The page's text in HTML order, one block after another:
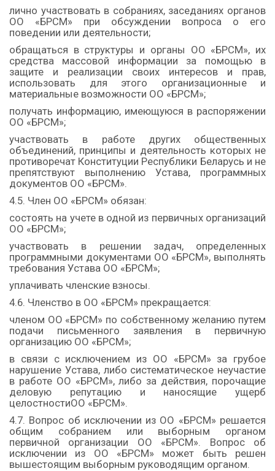
лично участвовать в собраниях, заседаниях органов
ОО «БРСМ» при обсуждении вопроса о его
поведении или деятельности;
обращаться в структуры и органы ОО «БРСМ», их
средства массовой информации за помощью в
защите и реализации своих интересов и прав,
использовать для этого организационные и
материальные возможности ОО «БРСМ»;
получать информацию, имеющуюся в распоряжении
ОО «БРСМ»;
участвовать в работе других общественных
объединений, принципы и деятельность которых не
противоречат Конституции Республики Беларусь и не
препятствуют выполнению Устава, программных
документов ОО «БРСМ».
4.5. Член ОО «БРСМ» обязан:
состоять на учете в одной из первичных организаций
ОО «БРСМ»;
участвовать в решении задач, определенных
программными документами ОО «БРСМ», выполнять
требования Устава ОО «БРСМ»;
уплачивать членские взносы.
4.6. Членство в ОО «БРСМ» прекращается:
членом ОО «БРСМ» по собственному желанию путем
подачи письменного заявления в первичную
организацию ОО «БРСМ»;
в связи с исключением из ОО «БРСМ» за грубое
нарушение Устава, либо систематическое неучастие
в работе ОО «БРСМ», либо за действия, порочащие
деловую репутацию и наносящие ущерб
целостностиОО «БРСМ».
4.7. Вопрос об исключении из ОО «БРСМ» решается
общим собранием или выборным органом
первичной организации ОО «БРСМ». Вопрос об
исключении из ОО «БРСМ» может быть решен
вышестоящим выборным руководящим органом.